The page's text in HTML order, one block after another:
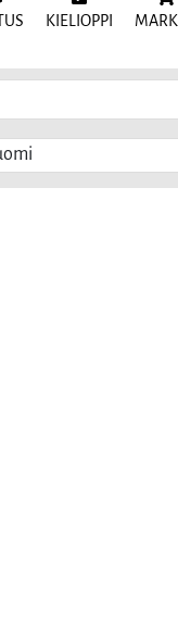
KIELIOPPI